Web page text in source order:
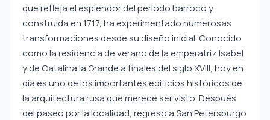
que refleja el esplendor del periodo barroco y
construida en 1717, ha experimentado numerosas
transformaciones desde su diseño inicial. Conocido
como la residencia de verano de la emperatriz Isabel
y de Catalina la Grande a finales del siglo XVIII, hoy en
día es uno de los importantes edificios históricos de
la arquitectura rusa que merece ser visto. Después
del paseo por la localidad, regreso a San Petersburgo